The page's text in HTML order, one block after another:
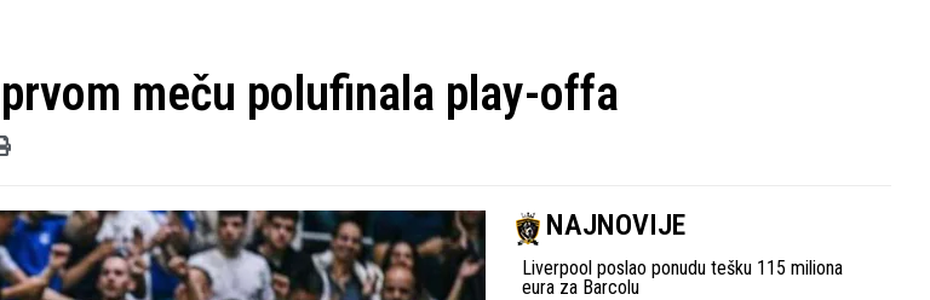
meču polufinala play-offa
NAJNOVIJE
Liverpool poslao ponudu tešku 115 miliona
eura za Barcolu